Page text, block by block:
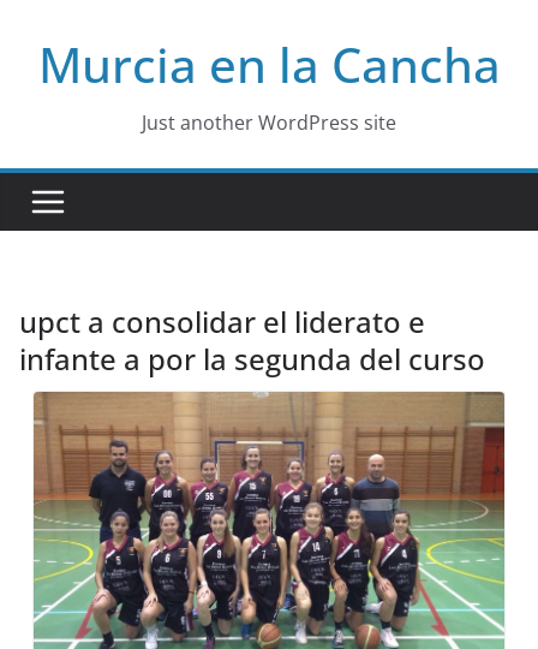
contentMurcia en la Cancha
Just another WordPress site
upct a consolidar el liderato e
infante a por la segunda del curso